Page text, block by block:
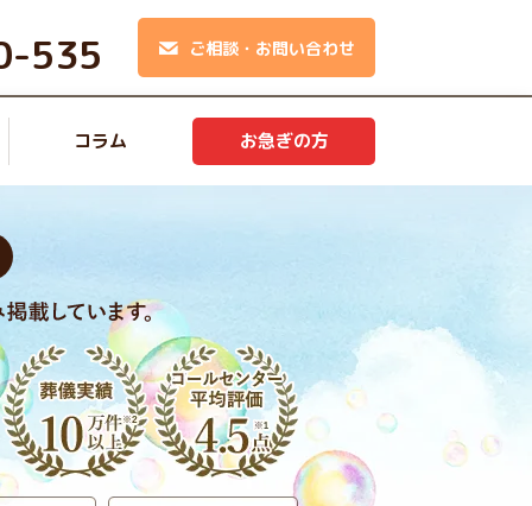
535 ご相談・お問い合わせ
コラム お急ぎの方